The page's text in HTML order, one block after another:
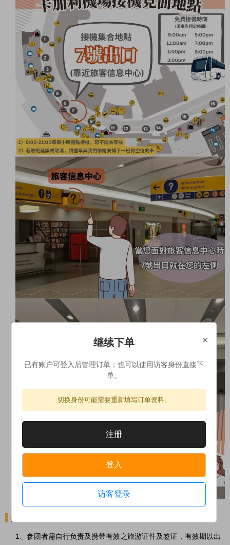
签证须知
1、参团者需自行负责及携带有效之旅游证件及签证，有效期以出
×
继续下单
已有账户可登入后管理订单；也可以使用访客身份直接下
单。
切换身份可能需要重新填写订单资料。
注册
登入
访客登录